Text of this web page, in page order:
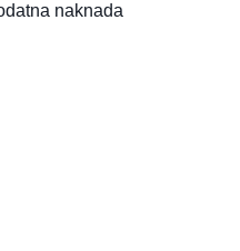
naknada